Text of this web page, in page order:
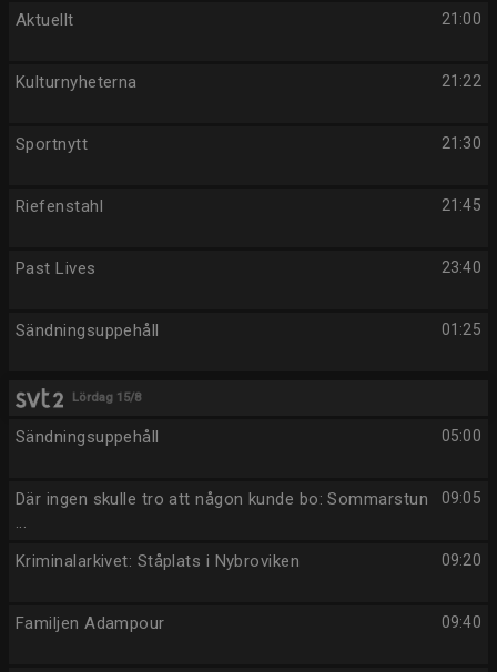
21:00
Aktuellt
21:22
Kulturnyheterna
21:30
Sportnytt
21:45
Riefenstahl
23:40
Past Lives
01:25
Sändningsuppehåll
Lördag 15/8
05:00
Sändningsuppehåll
09:05
Där ingen skulle tro att någon kunde bo: Sommarstun
...
09:20
Kriminalarkivet: Ståplats i Nybroviken
09:40
Familjen Adampour